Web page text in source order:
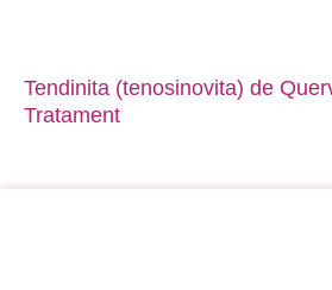
Tendinita (tenosinovita) de
Tratament